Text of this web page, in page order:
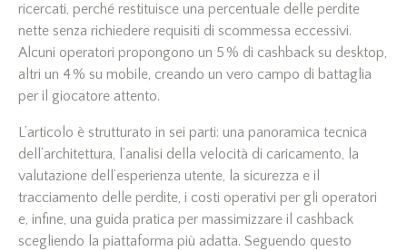
ricercati, perché restituisce una percentuale delle perdite
nette senza richiedere requisiti di scommessa eccessivi.
Alcuni operatori propongono un 5 % di cashback su desktop,
altri un 4 % su mobile, creando un vero campo di battaglia
per il giocatore attento.
L’articolo è strutturato in sei parti: una panoramica tecnica
dell’architettura, l’analisi della velocità di caricamento, la
valutazione dell’esperienza utente, la sicurezza e il
tracciamento delle perdite, i costi operativi per gli operatori
e, infine, una guida pratica per massimizzare il cashback
scegliendo la piattaforma più adatta. Seguendo questo